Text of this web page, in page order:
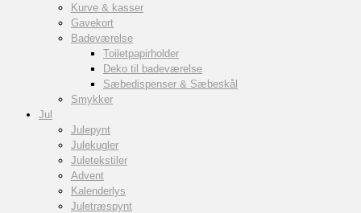
Kurve & kasser
Gavekort
Badeværelse
Toiletpapirholder
Deko til badeværelse
Sæbedispenser & Sæbeskål
Smykker
Jul
Julepynt
Julekugler
Juletekstiler
Advent
Kalenderlys
Juletræspynt